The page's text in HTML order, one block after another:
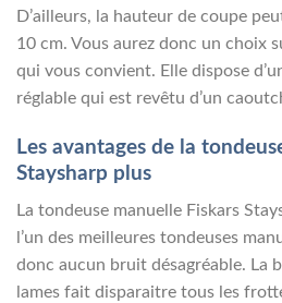
D’ailleurs, la hauteur de coupe
10 cm. Vous aurez donc un choix
qui vous convient. Elle dispose
réglable qui est revêtu d’un
Les avantages de la
Staysharp plus
La tondeuse manuelle Fiskars
l’un des meilleures tondeuses
donc aucun bruit désagréable. La
lames fait disparaitre tous les